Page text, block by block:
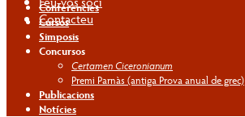
Contacteu
Conferències
Cursos
Simposis
Concursos
Certamen Ciceronianum
Premi Parnàs (antiga Prova anual de grec)
Publicacions
Notícies